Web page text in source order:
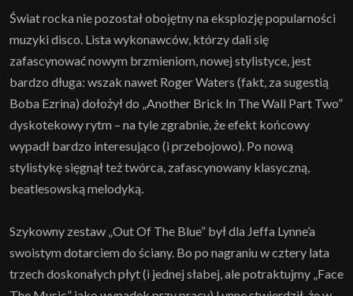
Świat rocka nie pozostał obojętny na eksplozję popularności
muzyki disco. Lista wykonawców, którzy dali się
zafascynować nowym brzmieniom, nowej stylistyce, jest
bardzo długa: wszak nawet Roger Waters (fakt, za sugestią
Boba Ezrina) dołożył do „Another Brick In The Wall Part Two”
dyskotekowy rytm – na tyle zgrabnie, że efekt końcowy
wypadł bardzo interesująco (i przebojowo). Po nową
stylistykę sięgnął też twórca, zafascynowany klasyczną,
beatlesowską melodyką.
Szykowny zestaw „Out Of The Blue” był dla Jeffa Lynne’a
swoistym dotarciem do ściany. Bo po nagraniu w cztery lata
trzech doskonałych płyt (i jednej słabej, ale potraktujmy „Face